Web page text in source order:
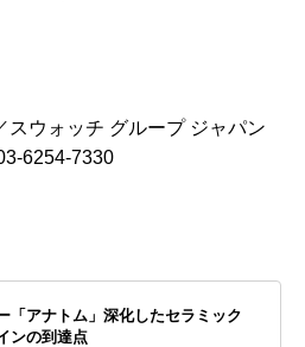
スウォッチ グループ ジャパン
6254-7330
「アナトム」深化したセラミック
ンの到達点